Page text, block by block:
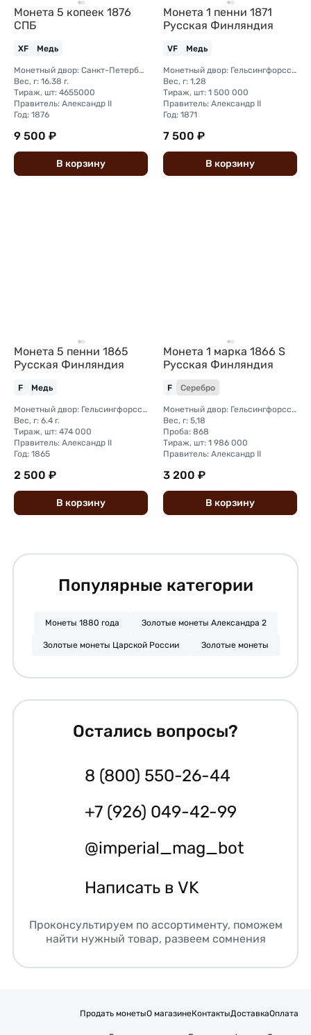
Монета 5 копеек 1876
СПБ
XF Медь
Монетный двор: Санкт-Петербургский монетный двор
Вес, г: 16.38 г.
Тираж, шт: 4655000
Правитель: Александр II
Год: 1876
9 500 ₽
В корзину
Монета 1 пенни 1871
Русская Финляндия
VF Медь
Монетный двор: Гельсингфорсский монетный двор (Финляндия)
Вес, г: 1,28
Тираж, шт: 1 500 000
Правитель: Александр II
Год: 1871
7 500 ₽
В корзину
Монета 5 пенни 1865
Русская Финляндия
F Медь
Монетный двор: Гельсингфорсский монетный двор (Финляндия)
Вес, г: 6.4 г.
Тираж, шт: 474 000
Правитель: Александр II
Год: 1865
2 500 ₽
В корзину
Монета 1 марка 1866 S
Русская Финляндия
F Серебро
Монетный двор: Гельсингфорсский монетный двор (Финляндия)
Вес, г: 5,18
Проба: 868
Тираж, шт: 1 986 000
Правитель: Александр II
3 200 ₽
В корзину
Популярные категории
Монеты 1880 года Золотые монеты Александра 2
Золотые монеты Царской России Золотые монеты
Остались вопросы?
8 (800) 550-26-44
+7 (926) 049-42-99
@imperial_mag_bot
Написать в VK
Проконсультируем по ассортименту, поможем
найти нужный товар, развеем сомнения
Продать монетыО магазинеКонтактыДоставкаОплата